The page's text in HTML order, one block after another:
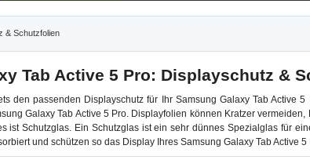
& Schutzfolien
Tab Active 5 Pro: Displayschutz &
den passenden Displayschutz für Ihr Samsung Galaxy Tab Active
Galaxy Tab Active 5 Pro. Displayfolien können Kratzer
ist Schutzglas. Ein Schutzglas ist ein sehr dünnes Spezialglas für
und schützen so das Display Ihres Samsung Galaxy Tab Active 5